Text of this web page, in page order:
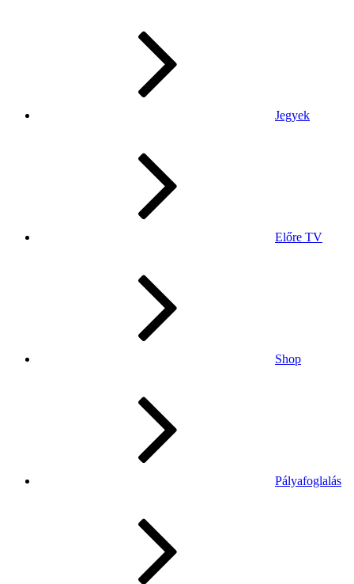
Jegyek
Előre TV
Shop
Pályafoglalás